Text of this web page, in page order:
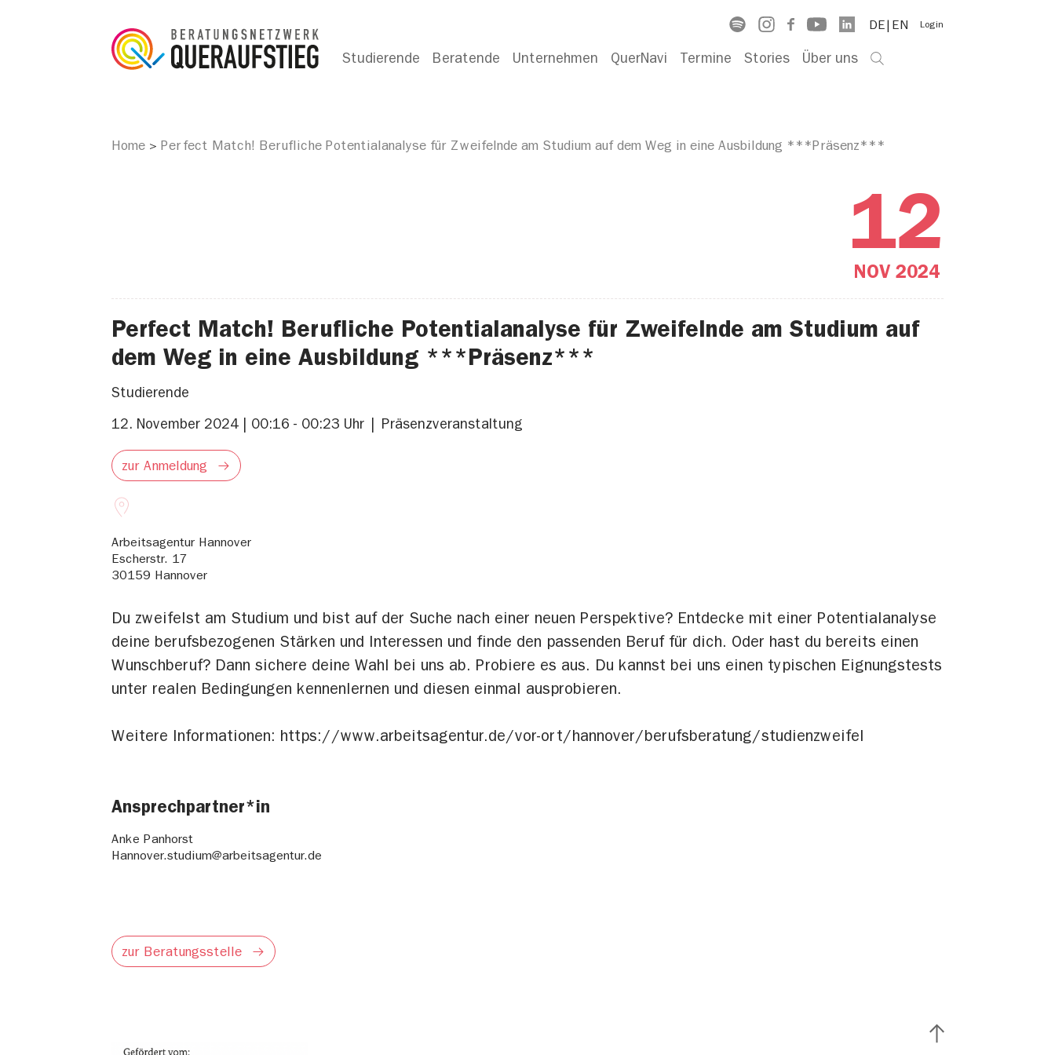
Studierende Beratende Unternehmen QuerNavi Termine Stories Über uns
DE EN Login
Home > Perfect Match! Berufliche Potentialanalyse für Zweifelnde am Studium auf dem Weg in eine Ausbildung ***Präsenz***
12
NOV 2024
Perfect Match! Berufliche Potentialanalyse für Zweifelnde am Studium auf
dem Weg in eine Ausbildung ***Präsenz***
Studierende
12. November 2024 | 00:16 - 00:23 Uhr
Präsenzveranstaltung
zur Anmeldung
Arbeitsagentur Hannover
Escherstr. 17
30159 Hannover
Du zweifelst am Studium und bist auf der Suche nach einer neuen Perspektive? Entdecke mit einer Potentialanalyse
deine berufsbezogenen Stärken und Interessen und finde den passenden Beruf für dich. Oder hast du bereits einen
Wunschberuf? Dann sichere deine Wahl bei uns ab. Probiere es aus. Du kannst bei uns einen typischen Eignungstests
unter realen Bedingungen kennenlernen und diesen einmal ausprobieren.
Weitere Informationen: https://www.arbeitsagentur.de/vor-ort/hannover/berufsberatung/studienzweifel
Ansprechpartner*in
Anke Panhorst
Hannover.studium@arbeitsagentur.de
zur Beratungsstelle